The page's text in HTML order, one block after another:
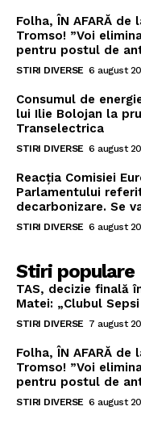
Folha, ÎN AFARĂ de
Tromso! ”Voi
pentru postul de
STIRI DIVERSE 6 august
Consumul de
lui Ilie Bolojan la
Transelectrica
STIRI DIVERSE 6 august
Reacția Comisiei
Parlamentului
decarbonizare. Se
STIRI DIVERSE 6 august
Stiri populare
TAS, decizie finală
Matei: „Clubul
STIRI DIVERSE 7 august
Folha, ÎN AFARĂ de
Tromso! ”Voi
pentru postul de
STIRI DIVERSE 6 august